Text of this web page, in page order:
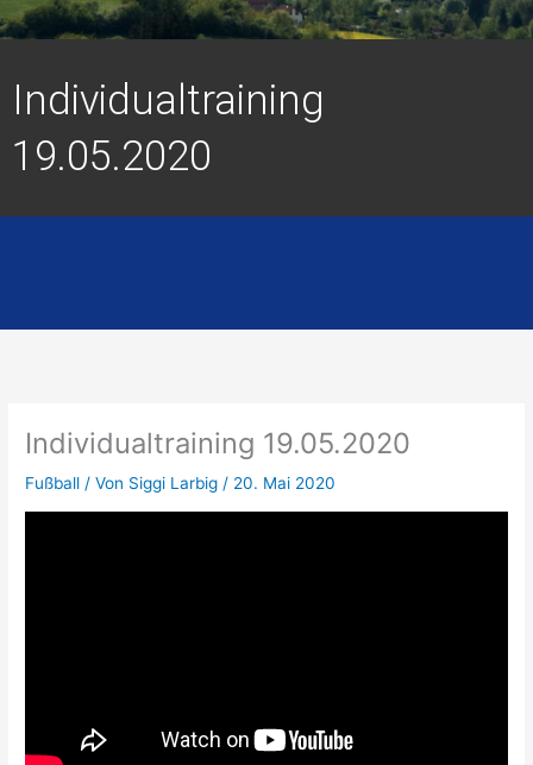
Individualtraining
19.05.2020
Individualtraining 19.05.2020
Fußball / Von Siggi Larbig/ 20. Mai 2020